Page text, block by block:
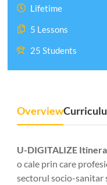
Lifetime
5 Lessons
25 Students
Overview
U-DIGITALIZE
o cale prin care
sectorul socio-sanitar